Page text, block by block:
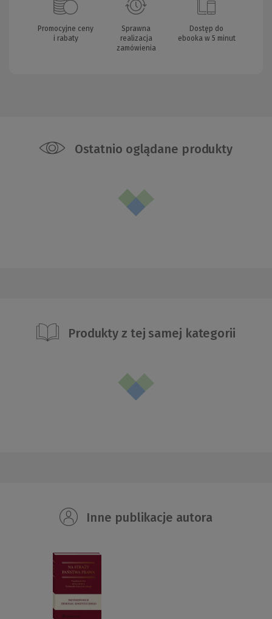
Promocyjne ceny
i rabaty
Sprawna
realizacja
zamówienia
Dostęp do
ebooka w 5 minut
Ostatnio oglądane produkty
Produkty z tej samej kategorii
Inne publikacje autora